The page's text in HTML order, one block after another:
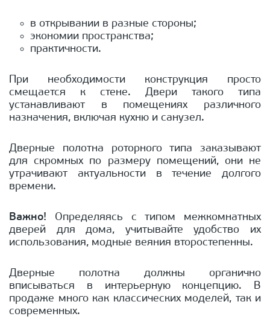
в открывании в разные стороны;
экономии пространства;
практичности.
При необходимости конструкция просто
смещается к стене. Двери такого типа
устанавливают в помещениях различного
назначения, включая кухню и санузел.
Дверные полотна роторного типа заказывают
для скромных по размеру помещений, они не
утрачивают актуальности в течение долгого
времени.
Важно! Определяясь с типом межкомнатных
дверей для дома, учитывайте удобство их
использования, модные веяния второстепенны.
Дверные полотна должны органично
вписываться в интерьерную концепцию. В
продаже много как классических моделей, так и
современных.